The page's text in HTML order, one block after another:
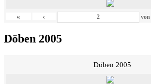
« ‹ von
Döben 2005
Döben 2005